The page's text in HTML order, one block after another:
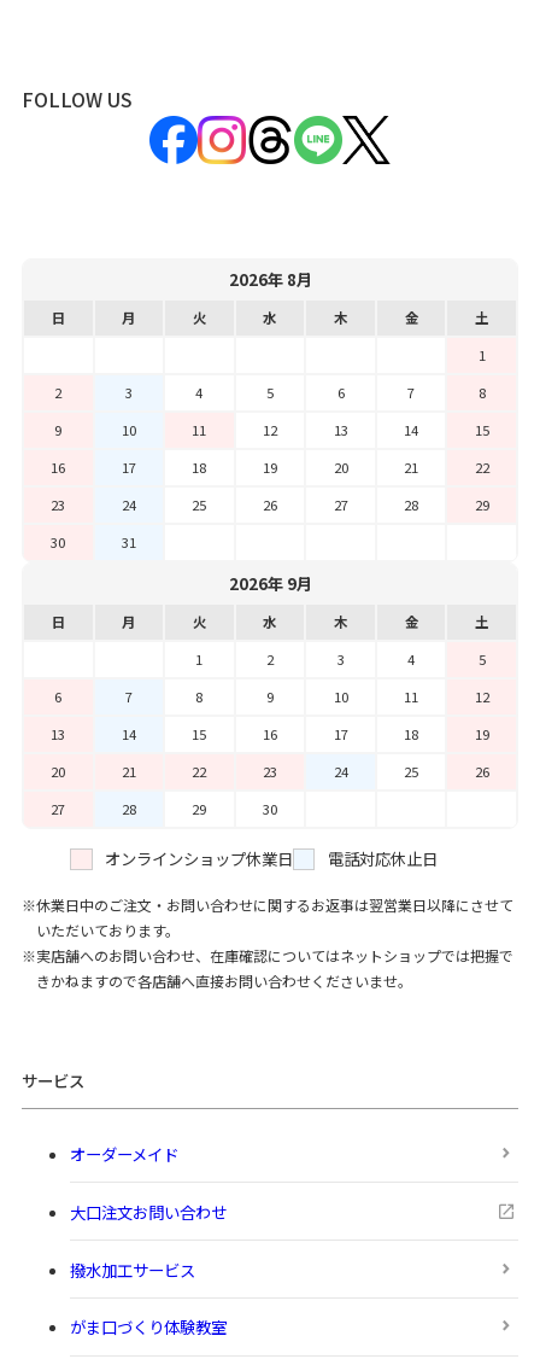
FOLLOW US
2026年 8月
日 月 火 水 木 金
土
1
2
3 4 5 6 7
8
9
10 11 12 13 14
15
16
17 18 19 20 21
22
23
24 25 26 27 28
29
30
31
2026年 9月
日 月 火 水 木 金
土
1
2 3 4
5
6
7 8 9 10 11
12
13
14 15 16 17 18
19
20
21 22 23 24 25
26
27
28 29 30
オンラインショップ休業日 電話対応休止日
休業日中のご注文・お問い合わせに関するお返事は翌営業日以降にさせて
いただいております。
実店舗へのお問い合わせ、在庫確認についてはネットショップでは把握で
きかねますので各店舗へ直接お問い合わせくださいませ。
サービス
オーダーメイド
大口注文お問い合わせ
撥水加工サービス
がま口づくり体験教室